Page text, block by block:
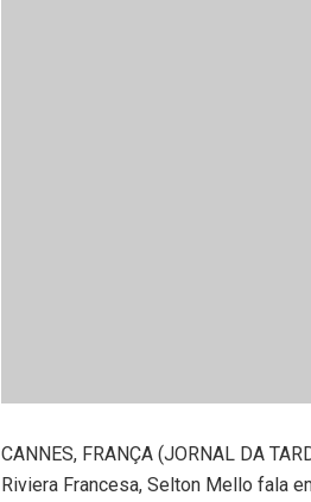
CANNES, FRANÇA (JORNAL DA
Riviera Francesa, Selton Mello fala